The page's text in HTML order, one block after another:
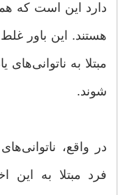
دارد این است که
هستند. این باور
مبتلا به
شوند.
در واقع،
فرد مبتلا به این